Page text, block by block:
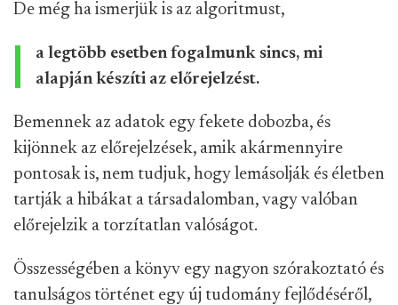
De még ha ismerjük is az algoritmust,
a legtöbb esetben fogalmunk sincs, mi
alapján készíti az előrejelzést.
Bemennek az adatok egy fekete dobozba, és
kijönnek az előrejelzések, amik akármennyire
pontosak is, nem tudjuk, hogy lemásolják és életben
tartják a hibákat a társadalomban, vagy valóban
előrejelzik a torzítatlan valóságot.
Összességében a könyv egy nagyon szórakoztató és
tanulságos történet egy új tudomány fejlődéséről,